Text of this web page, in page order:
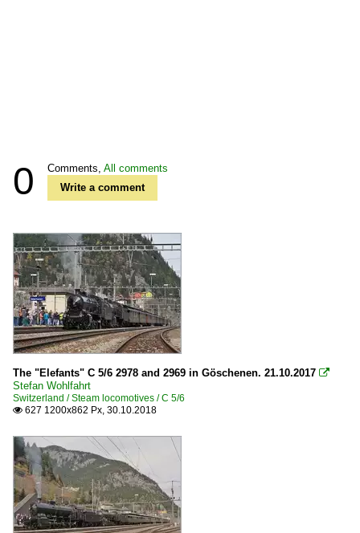
0 Comments, All comments
Write a comment
The "Elefants" C 5/6 2978 and 2969 in Göschenen. 21.10.2017 
Stefan Wohlfahrt
Switzerland / Steam locomotives / C 5/6
 627 1200x862 Px, 30.10.2018